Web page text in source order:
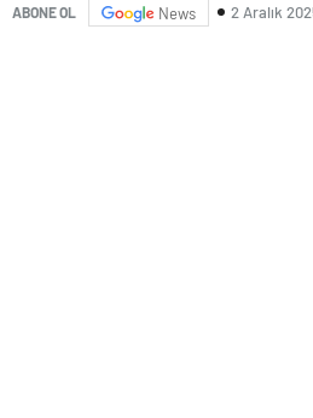
ABONE OL News 2 Aralık